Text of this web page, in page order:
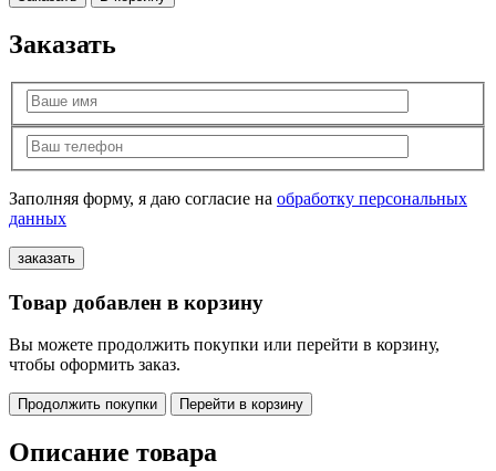
Заказать
Заполняя форму, я даю согласие на обработку персональных
данных
Товар добавлен в корзину
Вы можете продолжить покупки или перейти в корзину,
чтобы оформить заказ.
Продолжить покупки Перейти в корзину
Описание товара